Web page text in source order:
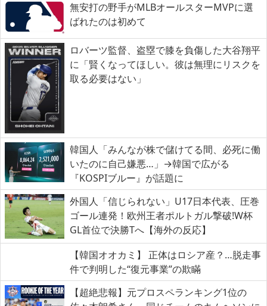
無安打の野手がMLBオールスターMVPに選
ばれたのは初めて
ロバーツ監督、盗塁で膝を負傷した大谷翔平
に「賢くなってほしい。彼は無理にリスクを
取る必要はない」
韓国人「みんなが株で儲けてる間、必死に働
いたのに自己嫌悪…」→韓国で広がる
『KOSPIブルー』が話題に
外国人「信じられない」U17日本代表、圧巻
ゴール連発！欧州王者ポルトガル撃破!W杯
GL首位で決勝Tへ【海外の反応】
【韓国オオカミ】 正体はロシア産？…脱走事
件で判明した“復元事業”の欺瞞
【超絶悲報】元プロスペランキング1位の